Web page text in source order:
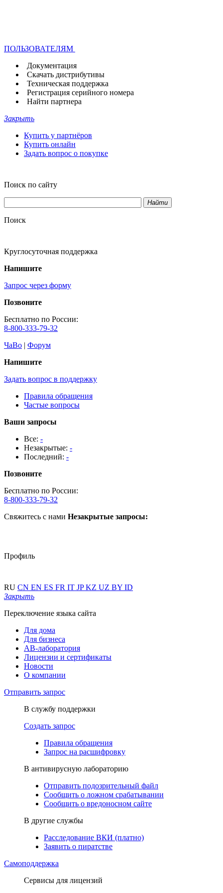
ПОЛЬЗОВАТЕЛЯМ
Документация
Скачать дистрибутивы
Техническая поддержка
Регистрация серийного номера
Найти партнера
Закрыть
Купить у партнёров
Купить онлайн
Задать вопрос о покупке
Поиск по сайту
Найти
Поиск
Круглосуточная поддержка
Напишите
Запрос через форму
Позвоните
Бесплатно по России:
8-800-333-79-32
ЧаВо | Форум
Напишите
Задать вопрос в поддержку
Правила обращения
Частые вопросы
Ваши запросы
Все: -
Незакрытые: -
Последний: -
Позвоните
Бесплатно по России:
8-800-333-79-32
Свяжитесь с нами Незакрытые запросы:
Профиль
RU CN EN ES FR IT JPKZ UZ BY ID
Закрыть
Переключение языка сайта
Для дома
Для бизнеса
АВ-лаборатория
Лицензии и сертификаты
Новости
О компании
Отправить запрос
В службу поддержки
Создать запрос
Правила обращения
Запрос на расшифровку
В антивирусную лабораторию
Отправить подозрительный файл
Сообщить о ложном срабатывании
Сообщить о вредоносном сайте
В другие службы
Расследование ВКИ (платно)
Заявить о пиратстве
Самоподдержка
Сервисы для лицензий